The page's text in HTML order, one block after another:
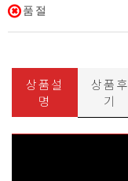
품절
상품설
명
상품후
기